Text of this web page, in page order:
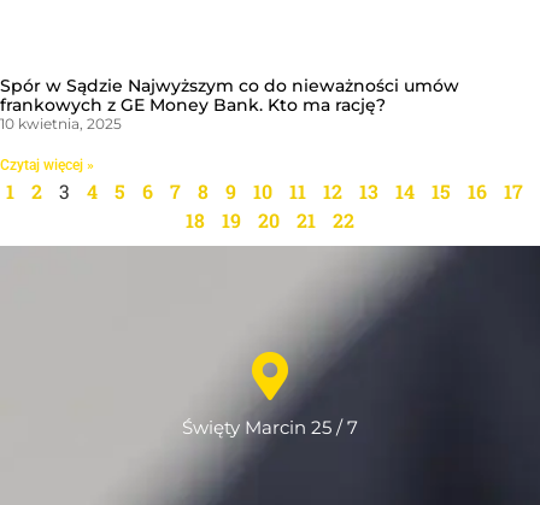
Spór w Sądzie Najwyższym co do nieważności umów
frankowych z GE Money Bank. Kto ma rację?
10 kwietnia, 2025
Czytaj więcej »
1 2 3 4 5 6 7 8 9 10 11 12 13 14 15 16
17
18
19 20 21 22
Święty Marcin 25 / 7